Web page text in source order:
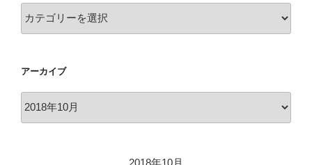
テ
ー
アーカイブ
2018年10月